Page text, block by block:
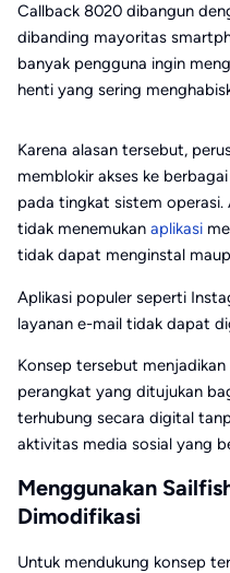
Callback 8020 dibangun
dibanding mayoritas
banyak pengguna ingin
henti yang sering
Karena alasan tersebut,
memblokir akses ke
pada tingkat sistem
tidak menemukan aplikasi
tidak dapat menginstal
Aplikasi populer seperti
layanan e-mail tidak dapat
Konsep tersebut
perangkat yang ditujukan
terhubung secara digital
aktivitas media sosial yang
Menggunakan
Dimodifikasi
Untuk mendukung konsep